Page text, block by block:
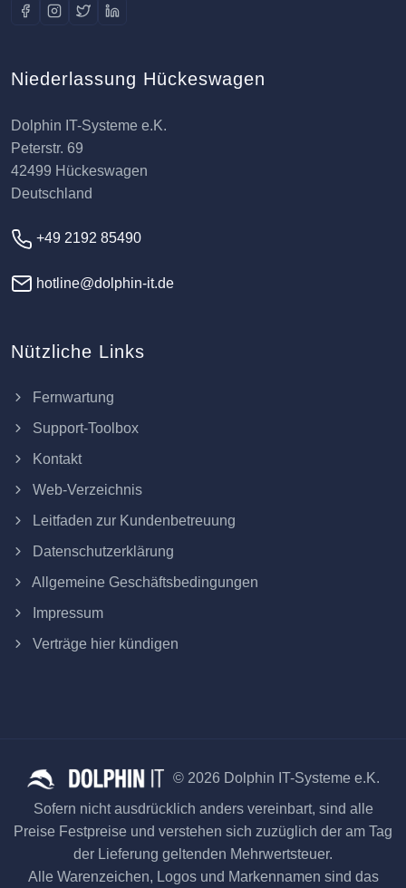
Niederlassung Hückeswagen
Dolphin IT-Systeme e.K.
Peterstr. 69
42499 Hückeswagen
Deutschland
+49 2192 85490
hotline@dolphin-it.de
Nützliche Links
Fernwartung
Support-Toolbox
Kontakt
Web-Verzeichnis
Leitfaden zur Kundenbetreuung
Datenschutzerklärung
Allgemeine Geschäftsbedingungen
Impressum
Verträge hier kündigen
© 2026 Dolphin IT-Systeme e.K.
Sofern nicht ausdrücklich anders vereinbart, sind alle
Preise Festpreise und verstehen sich zuzüglich der am Tag
der Lieferung geltenden Mehrwertsteuer.
Alle Warenzeichen, Logos und Markennamen sind das